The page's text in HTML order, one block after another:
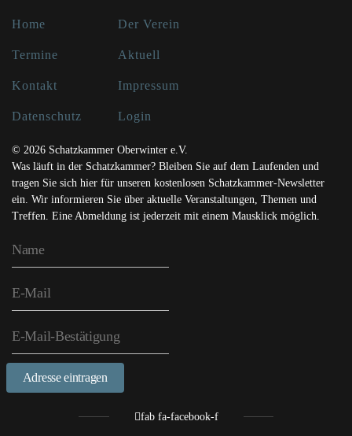
Home Der Verein
Termine Aktuell
Kontakt Impressum
Datenschutz Login
© 2026 Schatzkammer Oberwinter e.V.
Was läuft in der Schatzkammer? Bleiben Sie auf dem Laufenden und
tragen Sie sich hier für unseren kostenlosen Schatzkammer-Newsletter
ein. Wir informieren Sie über aktuelle Veranstaltungen, Themen und
Treffen. Eine Abmeldung ist jederzeit mit einem Mausklick möglich.
Adresse eintragen
fab fa-facebook-f